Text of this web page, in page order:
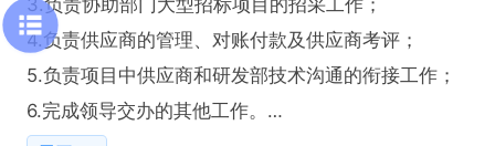
3.负责协助部门大型招标项目的招采工作；
4.负责供应商的管理、对账付款及供应商考评；
5.负责项目中供应商和研发部技术沟通的衔接工作；
6.完成领导交办的其他工作。